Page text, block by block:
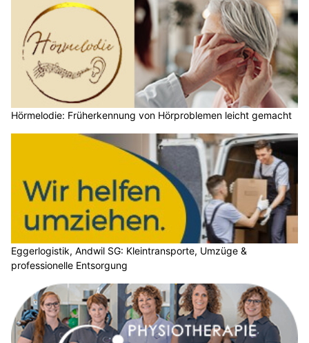
Hörmelodie: Früherkennung von Hörproblemen leicht gemacht
Eggerlogistik, Andwil SG: Kleintransporte, Umzüge &
professionelle Entsorgung